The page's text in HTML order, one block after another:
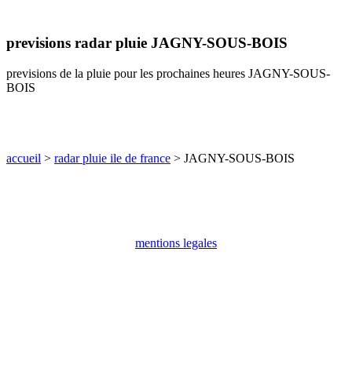
val
marne
communes
previsions radar pluie JAGNY-SOUS-BOIS
previsions de la pluie pour les prochaines heures JAGNY-SOUS-
BOIS
accueil > radar pluie ile de france > JAGNY-SOUS-BOIS
mentions legales